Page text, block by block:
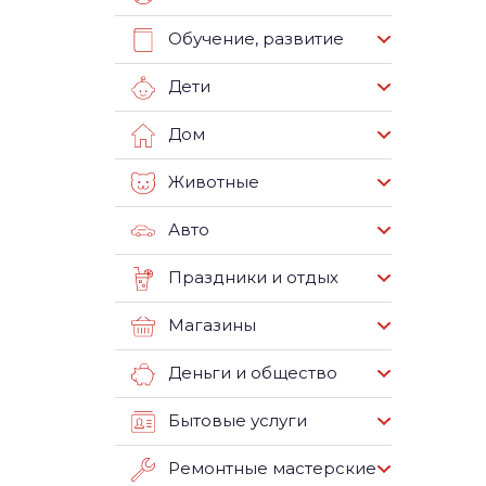
Обучение, развитие
Дети
Дом
Животные
Авто
Праздники и отдых
Магазины
Деньги и общество
Бытовые услуги
Ремонтные мастерские